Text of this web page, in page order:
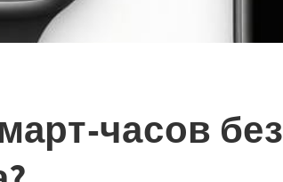
часов без